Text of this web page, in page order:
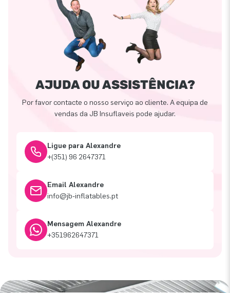
AJUDA OU ASSISTÊNCIA?
Por favor contacte o nosso serviço ao cliente. A equipa de
vendas da JB Insuflaveis pode ajudar.
Ligue para Alexandre
+(351) 96 2647371
Email Alexandre
info@jb-inflatables.pt
Mensagem Alexandre
+351962647371